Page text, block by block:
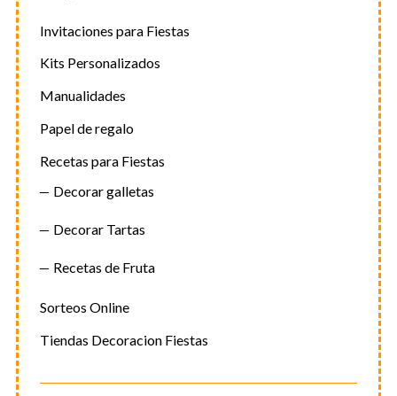
Invitaciones para Fiestas
Kits Personalizados
Manualidades
Papel de regalo
Recetas para Fiestas
Decorar galletas
Decorar Tartas
Recetas de Fruta
Sorteos Online
Tiendas Decoracion Fiestas